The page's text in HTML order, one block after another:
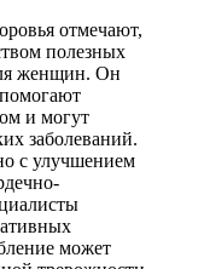
отмечают,
полезных
женщин. Он
и могут
заболеваний.
с улучшением
может